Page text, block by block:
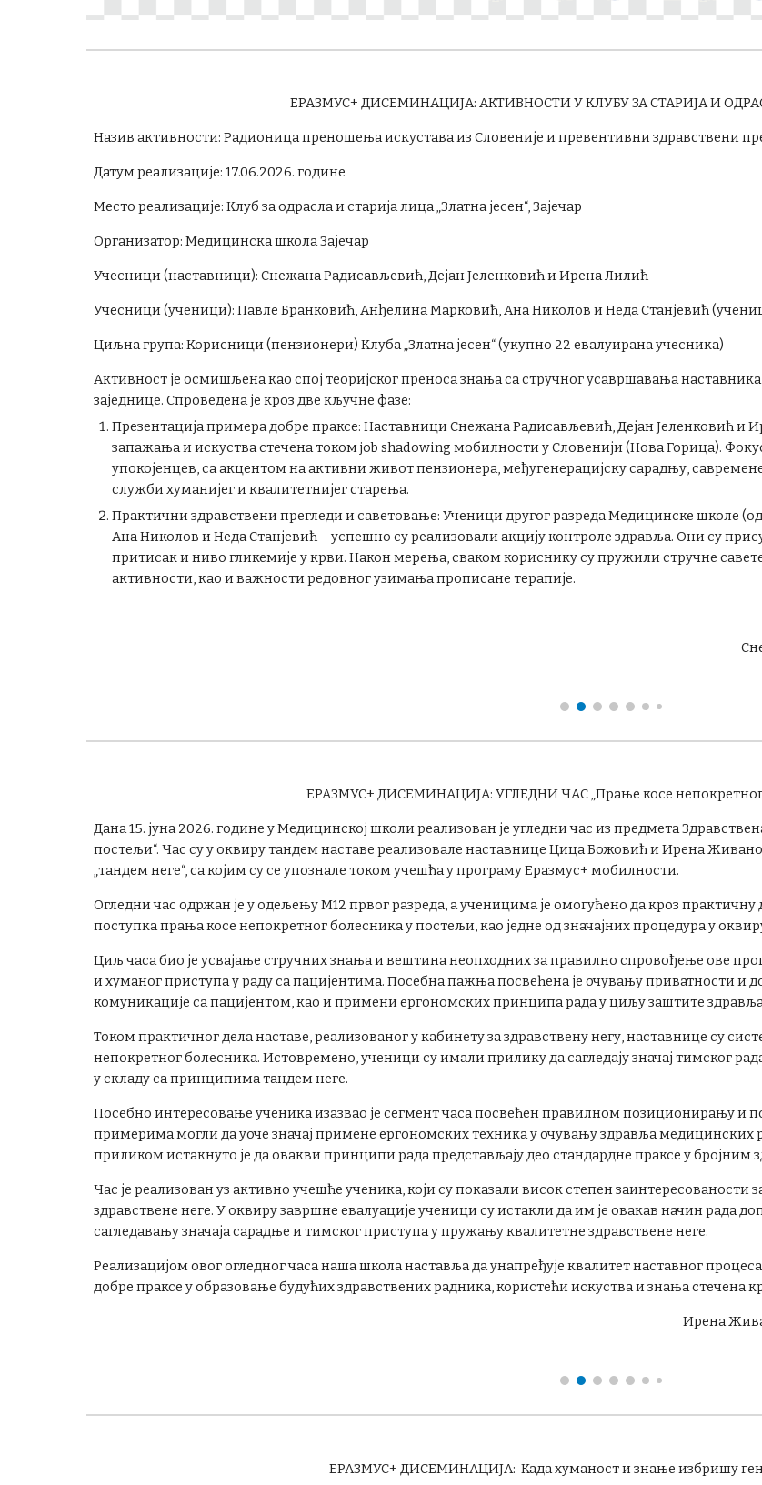
ЕРАЗМУС+ ДИСЕМИНАЦИЈА: АКТИВНОСТИ У КЛУБУ ЗА СТАРИЈА И
Назив активности: Радионица преношења искустава из Словеније и превентивни здравствени
Датум реализације: 17.06.2026. године
Место реализације: Клуб за одрасла и старија лица „Златна јесен“, Зајечар
Организатор: Медицинска школа Зајечар
Учесници (наставници): Снежана Радисављевић, Дејан Јеленковић и Ирена Лилић
Учесници (ученици): Павле Бранковић, Анђелина Марковић, Ана Николов и Неда Станјевић
Циљна група: Корисници (пензионери) Клуба „Златна јесен“ (укупно 22 евалуирана учесника)
Активност је осмишљена као спој теоријског преноса знања са стручног усавршавања
заједнице. Спроведена је кроз две кључне фазе:
Презентација примера добре праксе: Наставници Снежана Радисављевић, Дејан Јеленковић и
запажања и искуства стечена током job shadowing мобилности у Словенији (Нова Горица).
упокојенцев, са акцентом на активни живот пензионера, међугенерацијску сарадњу,
служби хуманијег и квалитетнијег старења.
Практични здравствени прегледи и саветовање: Ученици другог разреда Медицинске школе
Ана Николов и Неда Станјевић – успешно су реализовали акцију контроле здравља. Они су
притисак и ниво гликемије у крви. Након мерења, сваком кориснику су пружили стручне
активности, као и важности редовног узимања прописане терапије.
ЕРАЗМУС+ ДИСЕМИНАЦИЈА: УГЛЕДНИ ЧАС„Прање косе
Дана 15. јуна 2026. године у Медицинској школи реализован је угледни час из предмета
постељи“. Час су у оквиру тандем наставе реализовале наставнице Цица Божовић и Ирена
„тандем неге“, са којим су се упознале током учешћа у програму Еразмус+ мобилности.
Огледни час одржан је у одељењу М12 првог разреда, а ученицима је омогућено да кроз
поступка прања косе непокретног болесника у постељи, као једне од значајних процедура у
Циљ часа био је усвајање стручних знања и вештина неопходних за правилно спровођење ове
и хуманог приступа у раду са пацијентима. Посебна пажња посвећена је очувању приватности и
комуникације са пацијентом, као и примени ергономских принципа рада у циљу заштите
Током практичног дела наставе, реализованог у кабинету за здравствену негу, наставнице су
непокретног болесника. Истовремено, ученици су имали прилику да сагледају значај тимског
у складу са принципима тандем неге.
Посебно интересовање ученика изазвао је сегмент часа посвећен правилном позиционирању и
примерима могли да уоче значај примене ергономских техника у очувању здравља
приликом истакнуто је да овакви принципи рада представљају део стандардне праксе у
Час је реализован уз активно учешће ученика, који су показали висок степен
здравствене неге. У оквиру завршне евалуације ученици су истакли да им је овакав начин рада
сагледавању значаја сарадње и тимског приступа у пружању квалитетне здравствене неге.
Реализацијом овог огледног часа наша школа наставља да унапређује квалитет наставног
добре праксе у образовање будућих здравствених радника, користећи искуства и знања стечена
Ирена
ЕРАЗМУС+ ДИСЕМИНАЦИЈА: Када хуманост и знање избришу